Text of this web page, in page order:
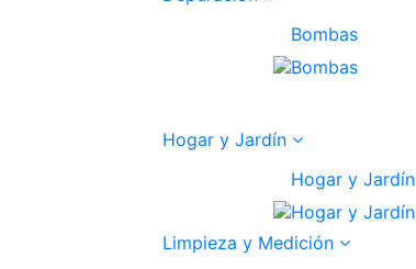
Bombas
Hogar y Jardín
Hogar y Jardín
Limpieza y Medición